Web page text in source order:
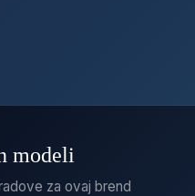
modeli
za ovaj brend